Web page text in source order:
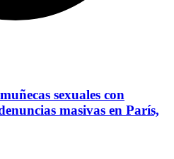
sexuales con
masivas en París,